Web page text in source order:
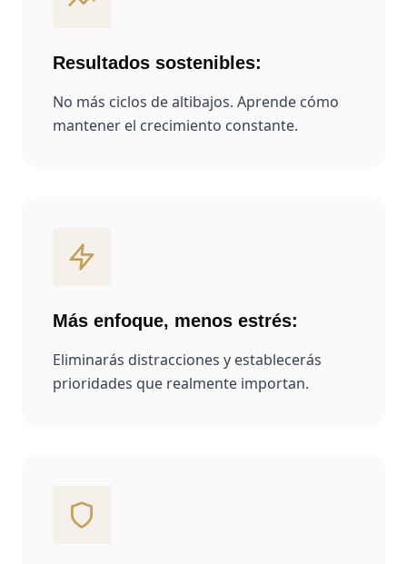
Resultados sostenibles:
No más ciclos de altibajos. Aprende cómo
mantener el crecimiento constante.
Más enfoque, menos estrés:
Eliminarás distracciones y establecerás
prioridades que realmente importan.